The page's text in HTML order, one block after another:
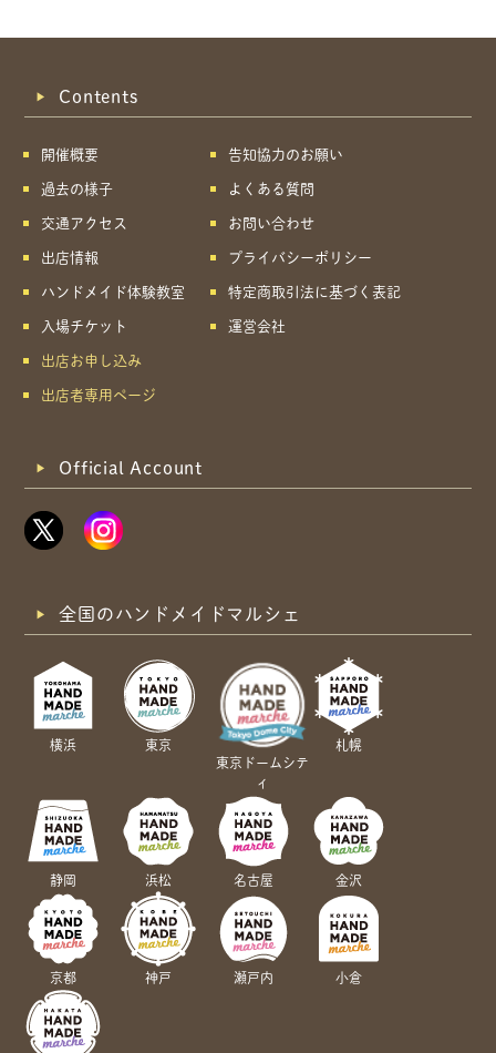
Contents
開催概要
過去の様子
交通アクセス
出店情報
ハンドメイド体験教室
入場チケット
出店お申し込み
出店者専用ページ
告知協力のお願い
よくある質問
お問い合わせ
プライバシーポリシー
特定商取引法に基づく表記
運営会社
Official Account
全国のハンドメイドマルシェ
横浜
東京
東京ドームシテ
ィ
札幌
静岡 浜松 名古屋 金沢
京都 神戸 瀬戸内 小倉